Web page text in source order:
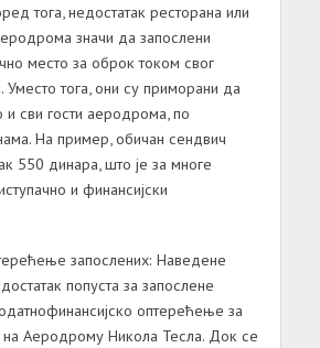
тога, недостатак ресторана или
значи да запослени
место за оброк током свог
тога, они су приморани да
и сви гости аеродрома, по
На пример, обичан сендвич
550 динара, што је за многе
и финансијски
запослених: Наведене
попуста за запослене
оптерећење за
Аеродрому Никола Тесла. Док се